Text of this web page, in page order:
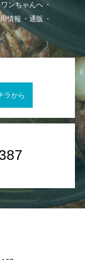
ワンちゃんへ
情報
通販
ラから